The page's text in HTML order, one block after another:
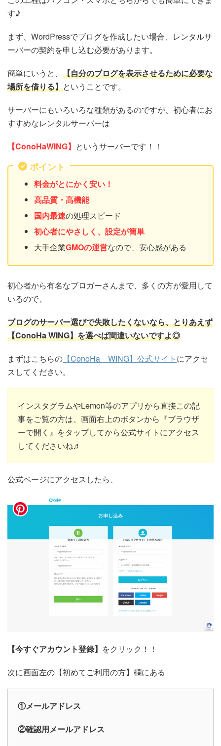
す♪
まず、WordPressでブログを作成したい場合、レンタルサ
ーバーの契約を申し込む必要があります。
簡単にいうと、 【自分のブログを表示させるために必要な
場所を借りる】ということです。
サーバーにもいろいろな種類があるのですが、初心者にお
すすめなレンタルサーバーは
【ConoHaWING】 というサーバーです！！
ポイント
料金がとにかく安い！
高品質・高機能
国内最速の処理スピード
初心者にやさしく、設定が簡単
大手企業GMOの運営なので、安心感がある
初心者から有名なブロガーさんまで、多くの方が愛用して
いるので、
ブログのサーバー選びで失敗したくないなら、とりあえず
【ConoHa WING】を選べば間違いないですよ◎
まずはこちらの 【ConoHa WING】公式サイト にアクセ
スしてください。
インスタグラムやLemon等のアプリから直接この記
事をご覧の方は、画面右上のボタンから『ブラウザ
ーで開く』をタップしてから公式サイトにアクセス
してくださいね♬
公式ページにアクセスしたら、
【今すぐアカウント登録】 をクリック！！
次に画面左の【初めてご利用の方】欄にある
①メールアドレス
②確認用メールアドレス